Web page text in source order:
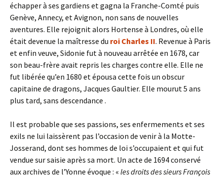
échapper à ses gardiens et gagna la Franche-Comté puis
Genève, Annecy, et Avignon, non sans de nouvelles
aventures. Elle rejoignit alors Hortense à Londres, où elle
était devenue la maîtresse du roi Charles II. Revenue à Paris
et enfin veuve, Sidonie fut à nouveau arrêtée en 1678, car
son beau-frère avait repris les charges contre elle. Elle ne
fut libérée qu’en 1680 et épousa cette fois un obscur
capitaine de dragons, Jacques Gaultier. Elle mourut 5 ans
plus tard, sans descendance .
Il est probable que ses passions, ses enfermements et ses
exils ne lui laissèrent pas l’occasion de venir à la Motte-
Josserand, dont ses hommes de loi s’occupaient et qui fut
vendue sur saisie après sa mort. Un acte de 1694 conservé
aux archives de l’Yonne évoque : « les droits des sieurs François